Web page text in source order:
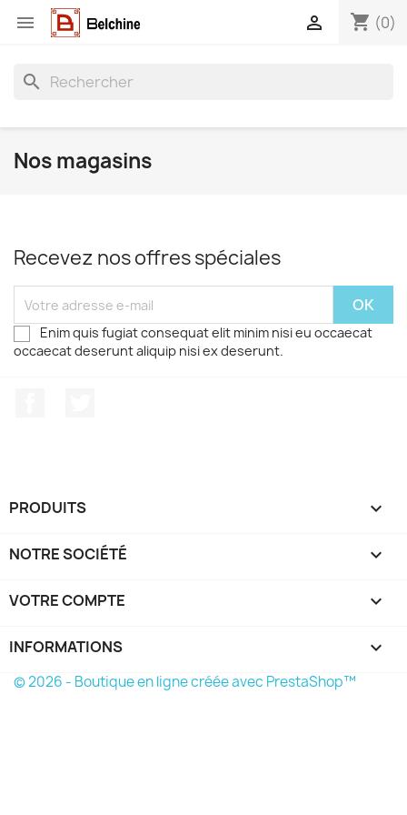
 shopping_cart (0)

search
Nos magasins
Recevez nos offres spéciales
Enim quis fugiat consequat elit minim nisi eu occaecat
occaecat deserunt aliquip nisi ex deserunt.
PRODUITS 
NOTRE SOCIÉTÉ 
VOTRE COMPTE 
INFORMATIONS keyboard_arrow_down
© 2026 - Boutique en ligne créée avec PrestaShop™